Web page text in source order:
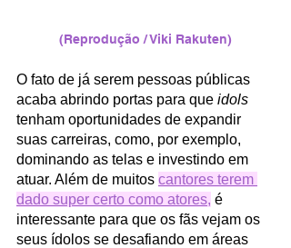
(Reprodução / Viki Rakuten)
O fato de já serem pessoas públicas
acaba abrindo portas para que idols
tenham oportunidades de expandir
suas carreiras, como, por exemplo,
dominando as telas e investindo em
atuar. Além de muitos cantores terem
dado super certo como atores, é
interessante para que os fãs vejam os
seus ídolos se desafiando em áreas